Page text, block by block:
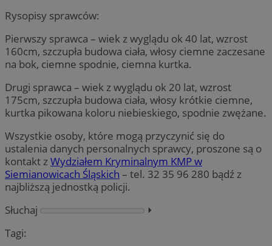
Rysopisy sprawców:
Pierwszy sprawca – wiek z wyglądu ok 40 lat, wzrost
160cm, szczupła budowa ciała, włosy ciemne zaczesane
na bok, ciemne spodnie, ciemna kurtka.
Drugi sprawca – wiek z wyglądu ok 20 lat, wzrost
175cm, szczupła budowa ciała, włosy krótkie ciemne,
kurtka pikowana koloru niebieskiego, spodnie zwężane.
Wszystkie osoby, które mogą przyczynić się do
ustalenia danych personalnych sprawcy, proszone są o
kontakt zWydziałem Kryminalnym KMP w
Siemianowicach Śląskich – tel. 32 35 96 280 bądź z
najbliższą jednostką policji.
Słuchaj
⏵︎
Tagi: